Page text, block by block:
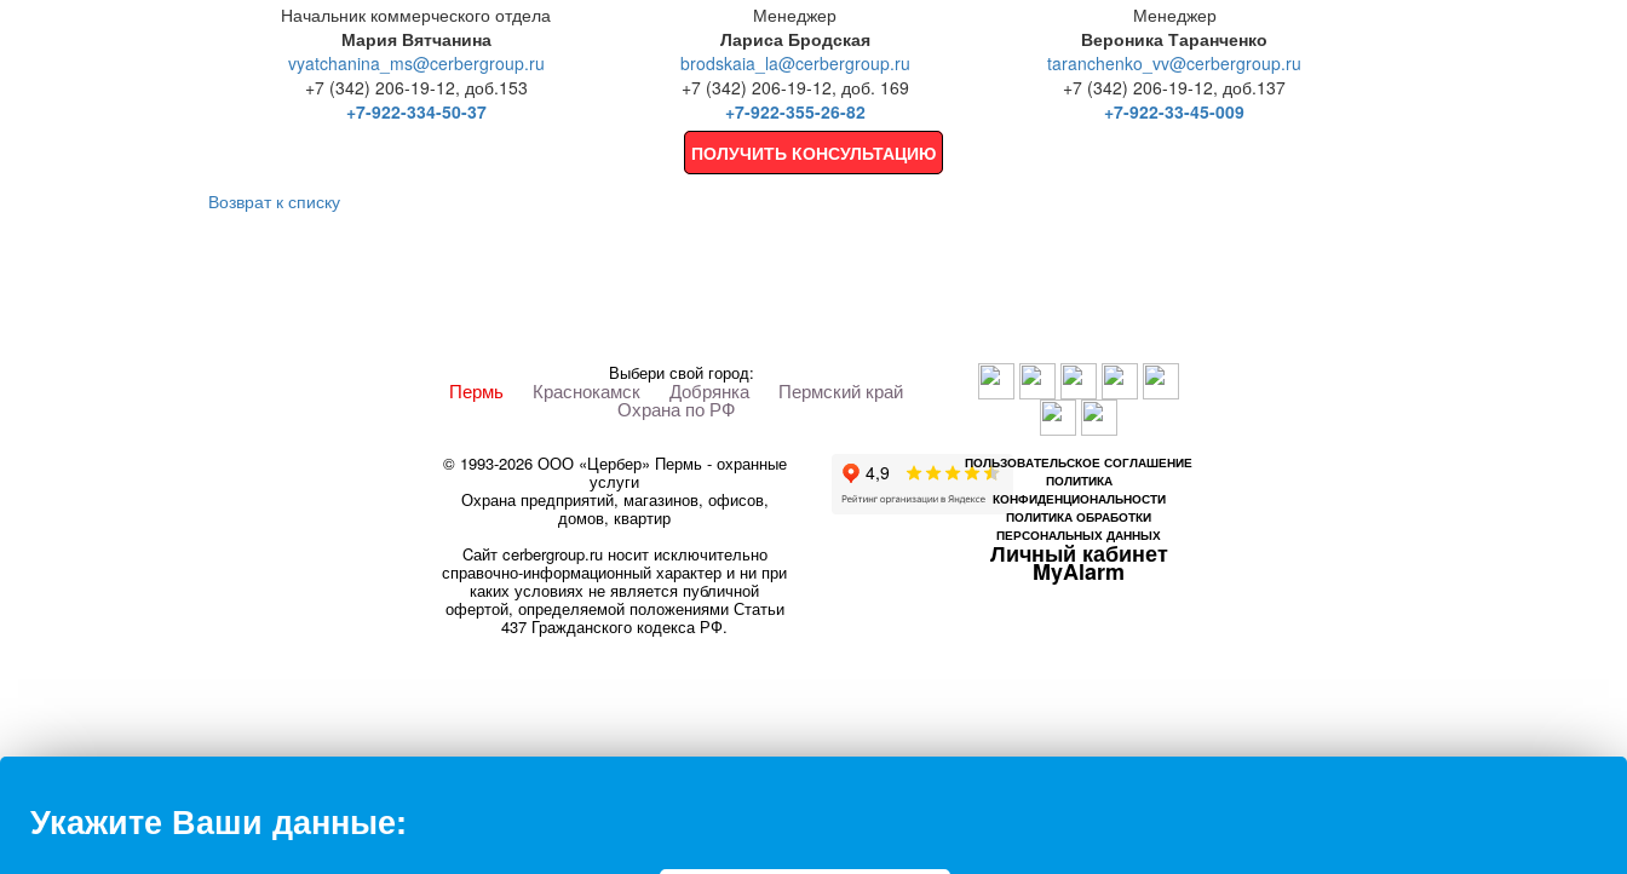
Начальник коммерческого отдела
Мария Вятчанина
vyatchanina_ms@cerbergroup.ru
+7 (342) 206-19-12, доб.153
+7-922-334-50-37
Менеджер
Лариса Бродская
brodskaia_la@cerbergroup.ru
+7 (342) 206-19-12, доб. 169
+7-922-355-26-82
Менеджер
Вероника Таранченко
taranchenko_vv@cerbergroup.ru
+7 (342) 206-19-12, доб.137
+7-922-33-45-009
ПОЛУЧИТЬ КОНСУЛЬТАЦИЮ
Возврат к списку
Выбери свой город:
Пермь Краснокамск Добрянка Пермский край
Охрана по РФ
© 1993-2026 ООО «Цербер» Пермь - охранные
услуги
Охрана предприятий, магазинов, офисов,
домов, квартир
Cайт cerbergroup.ru носит исключительно
справочно-информационный характер и ни при
каких условиях не является публичной
офертой, определяемой положениями Статьи
437 Гражданского кодекса РФ.
ПОЛЬЗОВАТЕЛЬСКОЕ СОГЛАШЕНИЕ
ПОЛИТИКА
КОНФИДЕНЦИОНАЛЬНОСТИ
ПОЛИТИКА ОБРАБОТКИ
ПЕРСОНАЛЬНЫХ ДАННЫХ
Личный кабинет
MyAlarm
Укажите Ваши данные: